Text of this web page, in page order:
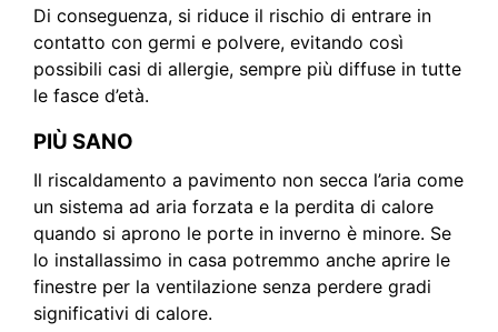
Di conseguenza, si riduce il rischio di entrare in
contatto con germi e polvere, evitando così
possibili casi di allergie, sempre più diffuse in tutte
le fasce d’età.
PIÙ SANO
Il riscaldamento a pavimento non secca l’aria come
un sistema ad aria forzata e la perdita di calore
quando si aprono le porte in inverno è minore. Se
lo installassimo in casa potremmo anche aprire le
finestre per la ventilazione senza perdere gradi
significativi di calore.